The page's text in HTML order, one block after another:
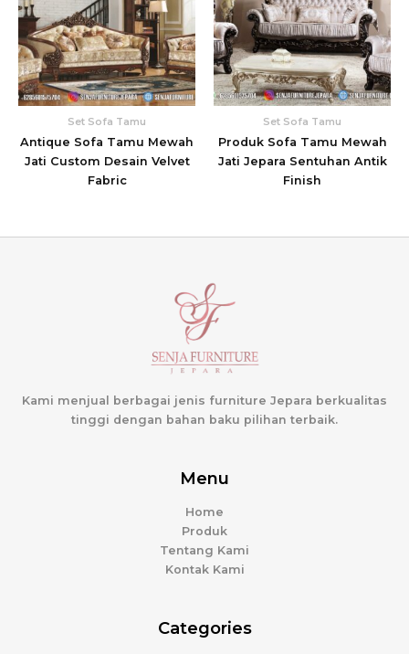
Set Sofa Tamu
Antique Sofa Tamu Mewah
Jati Custom Desain Velvet
Fabric
Set Sofa Tamu
Produk Sofa Tamu Mewah
Jati Jepara Sentuhan Antik
Finish
Kami menjual berbagai jenis furniture Jepara berkualitas
tinggi dengan bahan baku pilihan terbaik.
Menu
Home
Produk
Tentang Kami
Kontak Kami
Categories